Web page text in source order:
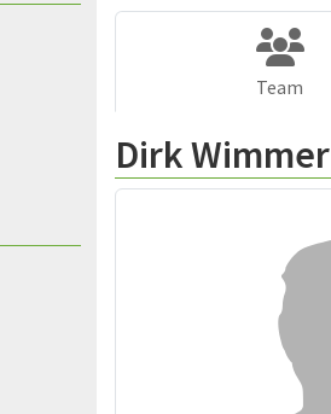
Team
Dirk Wimmer